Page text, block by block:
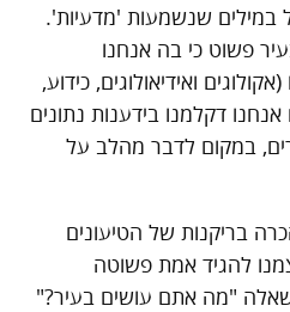
במילים שנשמעות 'מדעיות'.
פשוט כי בה אנחנו
ואידיאולוגים, כידוע,
דקלמנו בידענות נתונים
במקום לדבר מהלב על
בריקנות של הטיעונים
להגיד אמת פשוטה
"מה אתם עושים בעיר?"